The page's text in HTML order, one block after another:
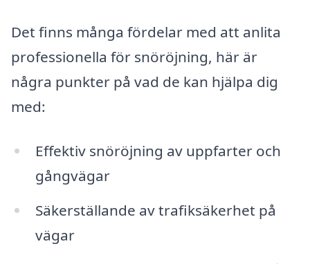
Det finns många fördelar med att anlita
professionella för snöröjning, här är
några punkter på vad de kan hjälpa dig
med:
Effektiv snöröjning av uppfarter och
gångvägar
Säkerställande av trafiksäkerhet på
vägar